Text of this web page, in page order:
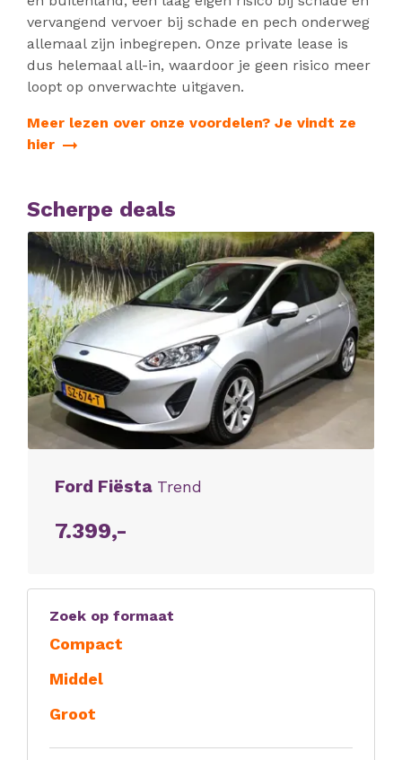
vervangend vervoer bij schade en pech onderweg
allemaal zijn inbegrepen. Onze private lease is
dus helemaal all-in, waardoor je geen risico meer
loopt op onverwachte uitgaven.
Meer lezen over onze voordelen? Je vindt ze
hier
Scherpe deals
Ford Fiësta Trend
7.399,-
Zoek op formaat
Compact
Middel
Groot